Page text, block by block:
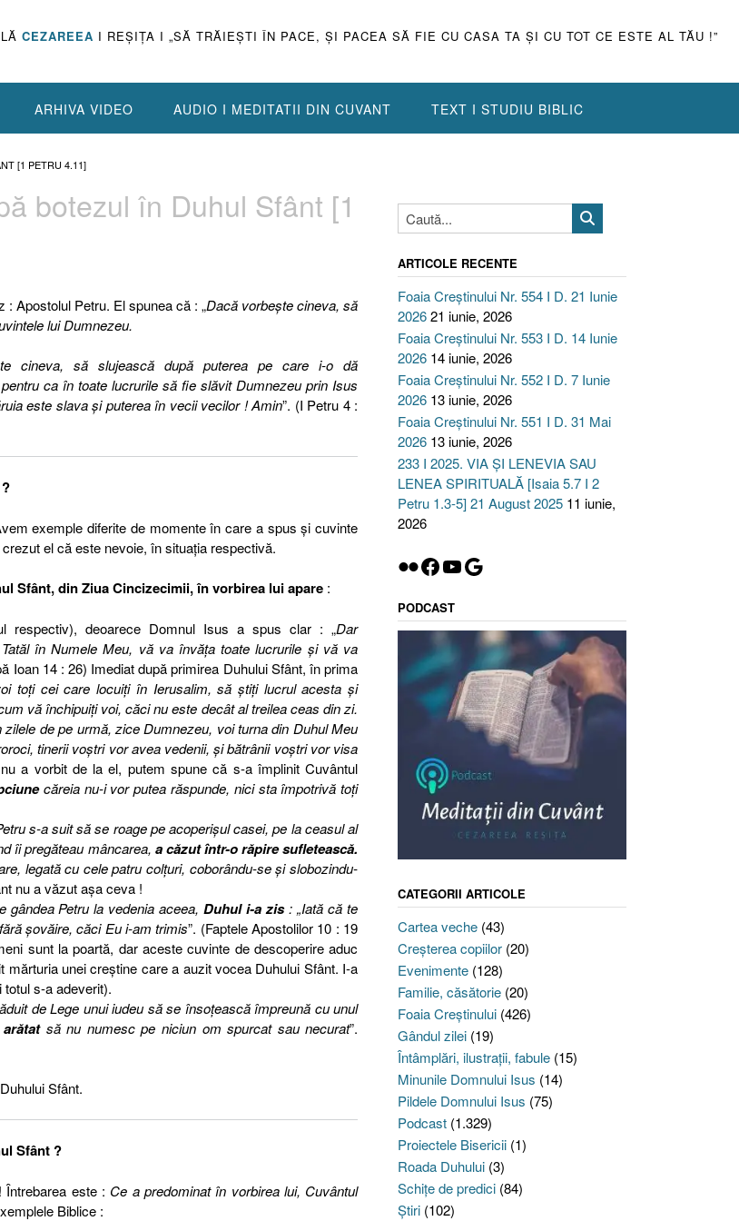
CEZAREEA I REŞIŢA I „SĂ TRĂIEŞTI ÎN PACE, ŞI PACEA SĂ FIE CU CASA TA ŞI CU TOT CE ESTE AL TĂU !”
ARHIVA VIDEO AUDIO I MEDITATII DIN CUVANT TEXT I STUDIU BIBLIC
[1 PETRU 4.11]
botezul în Duhul Sfânt [1
: Apostolul Petru. El spunea că : „Dacă vorbeşte cineva, să
lui Dumnezeu.
cineva, să slujească după puterea pe care i-o dă
ca în toate lucrurile să fie slăvit Dumnezeu prin Isus
este slava şi puterea în vecii vecilor ! Amin”. (I Petru 4 :
exemple diferite de momente în care a spus şi cuvinte
el că este nevoie, în situaţia respectivă.
Sfânt, din Ziua Cincizecimii, în vorbirea lui apare :
respectiv), deoarece Domnul Isus a spus clar : „Dar
în Numele Meu, vă va învăţa toate lucrurile şi vă va
Ioan 14 : 26) Imediat după primirea Duhului Sfânt, în prima
toţi cei care locuiţi în Ierusalim, să ştiţi lucrul acesta şi
vă închipuiţi voi, căci nu este decât al treilea ceas din zi.
zilele de pe urmă, zice Dumnezeu, voi turna din Duhul Meu
tinerii voştri vor avea vedenii, şi bătrânii voştri vor visa
a vorbit de la el, putem spune că s-a împlinit Cuvântul
căreia nu-i vor putea răspunde, nici sta împotrivă toţi
s-a suit să se roage pe acoperişul casei, pe la ceasul al
îi pregăteau mâncarea, a căzut într-o răpire sufletească.
legată cu cele patru colţuri, coborându-se şi slobozindu-
nu a văzut aşa ceva !
gândea Petru la vedenia aceea, Duhul i-a zis: „Iată că te
şovăire, căci Eu i-am trimis”. (Faptele Apostolilor 10 : 19
sunt la poartă, dar aceste cuvinte de descoperire aduc
unei creştine care a auzit vocea Duhului Sfânt. I-a
s-a adeverit).
de Lege unui iudeu să se însoţească împreună cu unul
să nu numesc pe niciun om spurcat sau necurat”.
Sfânt.
Sfânt ?
este : Ce a predominat în vorbirea lui, Cuvântul
Biblice :
ARTICOLE RECENTE
Foaia Creștinului Nr. 554 I D. 21 Iunie
202621 iunie, 2026
Foaia Creștinului Nr. 553 I D. 14 Iunie
2026 14 iunie, 2026
Foaia Creștinului Nr. 552 I D. 7 Iunie
2026 13 iunie, 2026
Foaia Creștinului Nr. 551 I D. 31 Mai
2026 13 iunie, 2026
233 I 2025. VIA ȘI LENEVIA SAU
LENEA SPIRITUALĂ [Isaia 5.7 I 2
Petru 1.3-5] 21 August 2025 11 iunie,
2026
Flickr
Facebook
YouTube
Google
PODCAST
CATEGORII ARTICOLE
Cartea veche(43)
Creşterea copiilor(20)
Evenimente(128)
Familie, căsătorie(20)
Foaia Creştinului(426)
Gândul zilei(19)
Întâmplări, ilustraţii, fabule(15)
Minunile Domnului Isus (14)
Pildele Domnului Isus (75)
Podcast(1.329)
Proiectele Bisericii(1)
Roada Duhului(3)
Schiţe de predici(84)
Ştiri(102)